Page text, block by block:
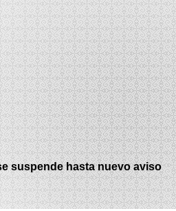
suspende hasta nuevo aviso